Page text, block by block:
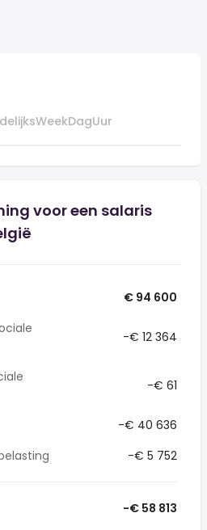
WeekDagUur
voor een salaris
€ 94 600
-€ 12 364
-€ 61
-€ 40 636
-€ 5 752
-€ 58 813